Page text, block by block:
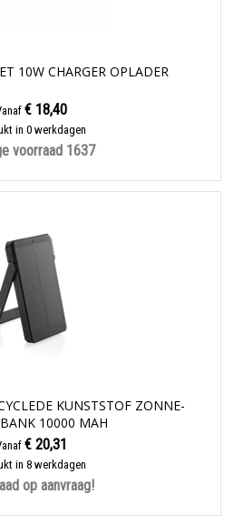
10W CHARGER OPLADER
€ 18,40
in 0 werkdagen
voorraad 1637
KUNSTSTOF ZONNE-
10000 MAH
€ 20,31
in 8 werkdagen
op aanvraag!